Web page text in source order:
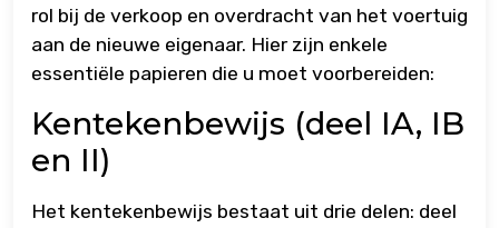
rol bij de verkoop en overdracht van het voertuig
aan de nieuwe eigenaar. Hier zijn enkele
essentiële papieren die u moet voorbereiden:
Kentekenbewijs (deel IA, IB
en II)
Het kentekenbewijs bestaat uit drie delen: deel